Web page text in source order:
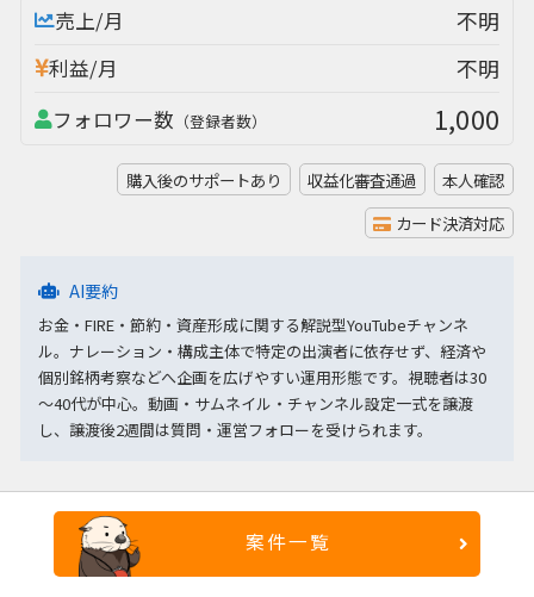
売上/月 不明
利益/月 不明
フォロワー数 （登録者数） 1,000
購入後のサポートあり 収益化審査通過
本人確認
カード決済対応
AI要約
お金・FIRE・節約・資産形成に関する解説型YouTubeチャンネ
ル。ナレーション・構成主体で特定の出演者に依存せず、経済や
個別銘柄考察などへ企画を広げやすい運用形態です。視聴者は30
～40代が中心。動画・サムネイル・チャンネル設定一式を譲渡
し、譲渡後2週間は質問・運営フォローを受けられます。
案件一覧